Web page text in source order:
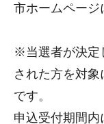
市ホームページ
※当選者が決定
された方を対
です。
申込受付期間